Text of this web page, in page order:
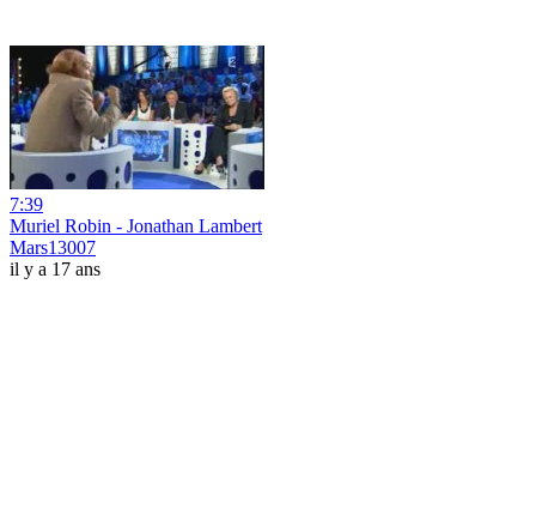
7:39
Muriel Robin - Jonathan Lambert
Mars13007
il y a 17 ans